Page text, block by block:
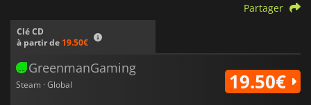
Clé CD
à partir de 19.50€
Partager
GreenmanGaming
Steam · Global 19.50€